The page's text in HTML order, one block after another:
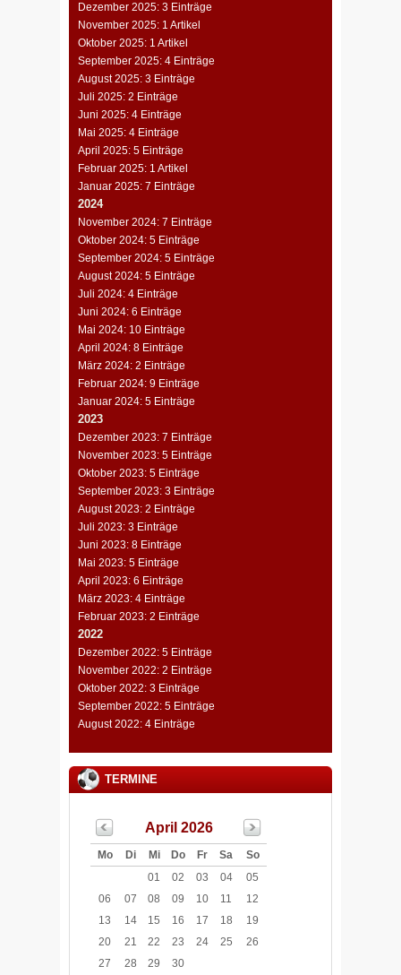
Dezember 2025: 3 Einträge
November 2025: 1 Artikel
Oktober 2025: 1 Artikel
September 2025: 4 Einträge
August 2025: 3 Einträge
Juli 2025: 2 Einträge
Juni 2025: 4 Einträge
Mai 2025: 4 Einträge
April 2025: 5 Einträge
Februar 2025: 1 Artikel
Januar 2025: 7 Einträge
2024
November 2024: 7 Einträge
Oktober 2024: 5 Einträge
September 2024: 5 Einträge
August 2024: 5 Einträge
Juli 2024: 4 Einträge
Juni 2024: 6 Einträge
Mai 2024: 10 Einträge
April 2024: 8 Einträge
März 2024: 2 Einträge
Februar 2024: 9 Einträge
Januar 2024: 5 Einträge
2023
Dezember 2023: 7 Einträge
November 2023: 5 Einträge
Oktober 2023: 5 Einträge
September 2023: 3 Einträge
August 2023: 2 Einträge
Juli 2023: 3 Einträge
Juni 2023: 8 Einträge
Mai 2023: 5 Einträge
April 2023: 6 Einträge
März 2023: 4 Einträge
Februar 2023: 2 Einträge
2022
Dezember 2022: 5 Einträge
November 2022: 2 Einträge
Oktober 2022: 3 Einträge
September 2022: 5 Einträge
August 2022: 4 Einträge
TERMINE
April 2026
Mo Di Mi Do Fr Sa
So
01
02 03 04
05
06
07 08 09 10 11
12
13
14 15 16 17 18
19
20
21 22 23 24 25
26
27
28 29 30